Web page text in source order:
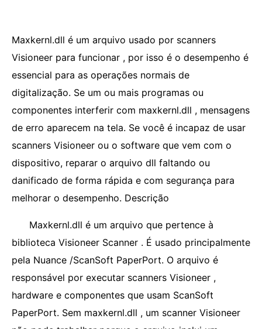
Maxkernl.dll é um arquivo usado por scanners
Visioneer para funcionar , por isso é o desempenho é
essencial para as operações normais de
digitalização. Se um ou mais programas ou
componentes interferir com maxkernl.dll , mensagens
de erro aparecem na tela. Se você é incapaz de usar
scanners Visioneer ou o software que vem com o
dispositivo, reparar o arquivo dll faltando ou
danificado de forma rápida e com segurança para
melhorar o desempenho. Descrição
Maxkernl.dll é um arquivo que pertence à
biblioteca Visioneer Scanner . É usado principalmente
pela Nuance /ScanSoft PaperPort. O arquivo é
responsável por executar scanners Visioneer ,
hardware e componentes que usam ScanSoft
PaperPort. Sem maxkernl.dll , um scanner Visioneer